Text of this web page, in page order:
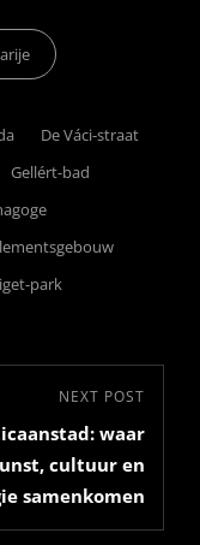
De Váci-straat
Gellért-bad
park
NEXT POST
waar
cultuur en
samenkomen